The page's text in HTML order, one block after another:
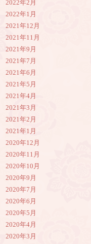
2022年2月
2022年1月
2021年12月
2021年11月
2021年9月
2021年7月
2021年6月
2021年5月
2021年4月
2021年3月
2021年2月
2021年1月
2020年12月
2020年11月
2020年10月
2020年9月
2020年7月
2020年6月
2020年5月
2020年4月
2020年3月